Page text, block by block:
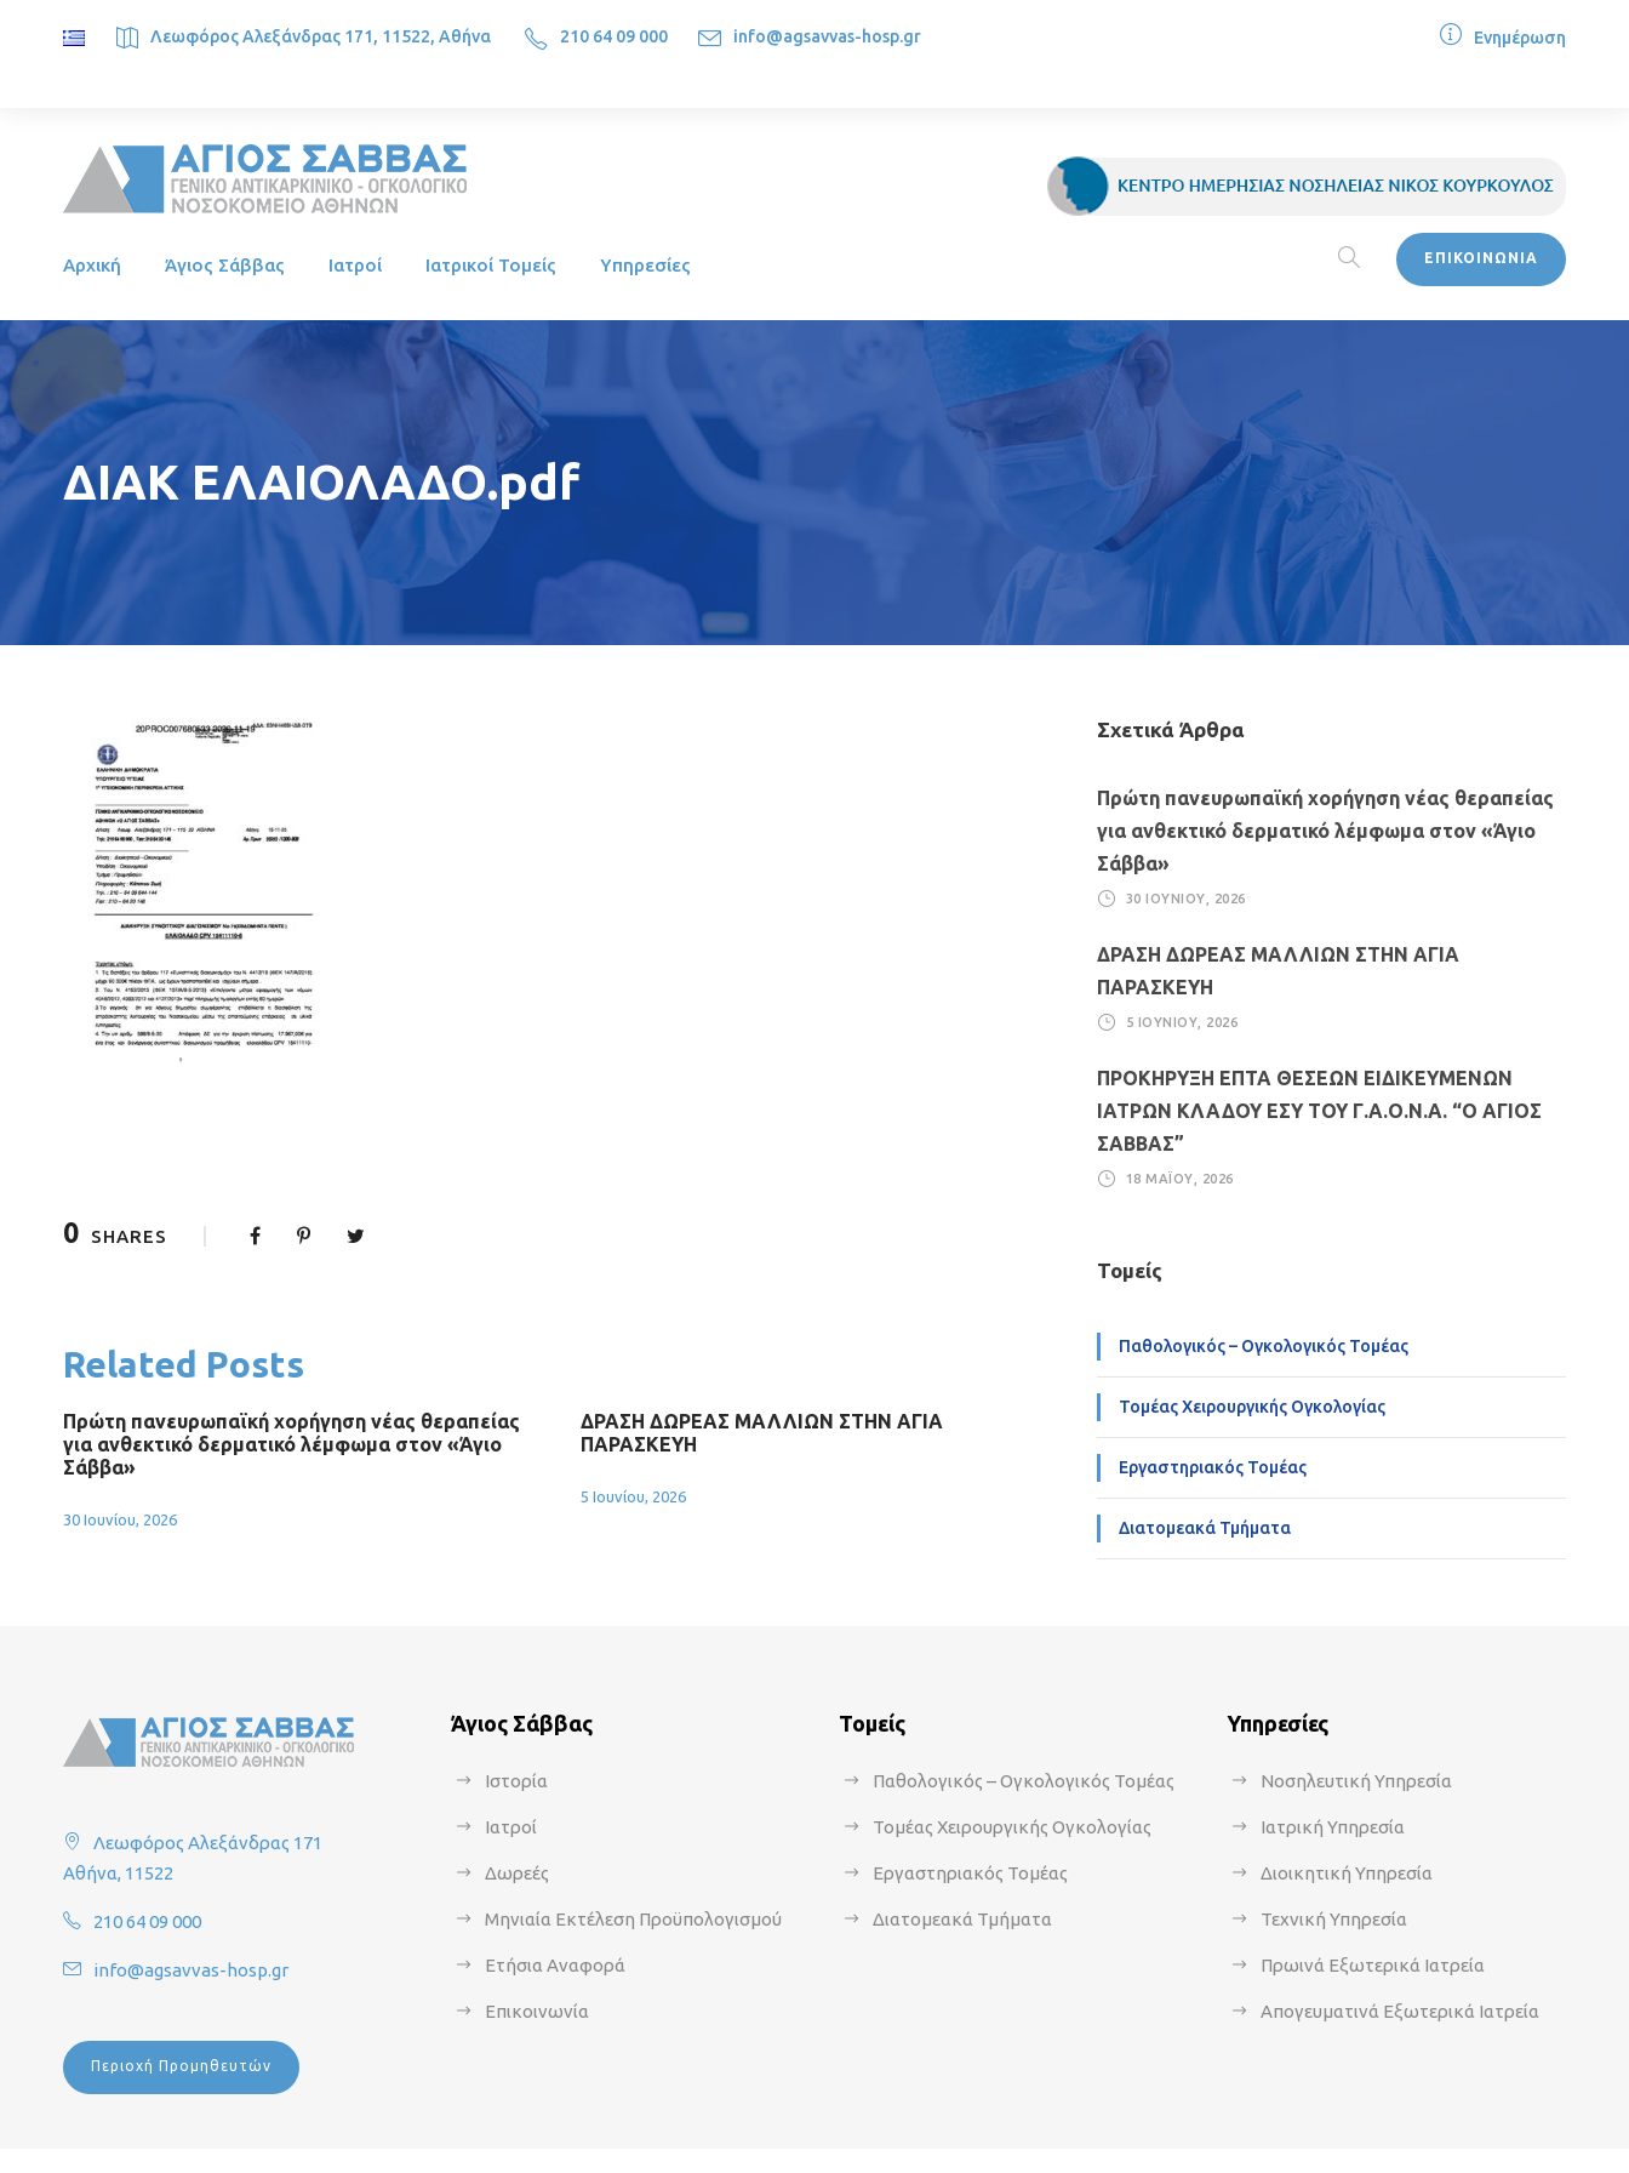
Λεωφόρος Αλεξάνδρας 171, 11522, Αθήνα 210 64 09 000 info@agsavvas-hosp.gr Ενημέρωση
Αρχική Άγιος Σάββας Ιατροί Ιατρικοί Τομείς Υπηρεσίες ΕΠΙΚΟΙΝΩΝΙΑ
ΔΙΑΚ ΕΛΑΙΟΛΑΔΟ.pdf
0 SHARES
Related Posts
Πρώτη πανευρωπαϊκή χορήγηση νέας θεραπείας
για ανθεκτικό δερματικό λέμφωμα στον «Άγιο
Σάββα»
30 Ιουνίου, 2026
ΔΡΑΣΗ ΔΩΡΕΑΣ ΜΑΛΛΙΩΝ ΣΤΗΝ ΑΓΙΑ
ΠΑΡΑΣΚΕΥΗ
5 Ιουνίου, 2026
Σχετικά Άρθρα
Πρώτη πανευρωπαϊκή χορήγηση νέας θεραπείας
για ανθεκτικό δερματικό λέμφωμα στον «Άγιο
Σάββα»
30 ΙΟΥΝΊΟΥ, 2026
ΔΡΑΣΗ ΔΩΡΕΑΣ ΜΑΛΛΙΩΝ ΣΤΗΝ ΑΓΙΑ
ΠΑΡΑΣΚΕΥΗ
5 ΙΟΥΝΊΟΥ, 2026
ΠΡΟΚΗΡΥΞΗ ΕΠΤΑ ΘΕΣΕΩΝ ΕΙΔΙΚΕΥΜΕΝΩΝ
ΙΑΤΡΩΝ ΚΛΑΔΟΥ ΕΣΥ ΤΟΥ Γ.Α.Ο.Ν.Α. “Ο ΑΓΙΟΣ
ΣΑΒΒΑΣ”
18 ΜΑΪ́ΟΥ, 2026
Τομείς
Παθολογικός – Ογκολογικός Τομέας
Τομέας Χειρουργικής Ογκολογίας
Εργαστηριακός Τομέας
Διατομεακά Τμήματα
Λεωφόρος Αλεξάνδρας 171
Αθήνα, 11522
210 64 09 000
info@agsavvas-hosp.gr
Περιοχή Προμηθευτών
Άγιος Σάββας
Ιστορία
Ιατροί
Δωρεές
Μηνιαία Εκτέλεση Προϋπολογισμού
Ετήσια Αναφορά
Επικοινωνία
Τομείς
Παθολογικός – Ογκολογικός Τομέας
Τομέας Χειρουργικής Ογκολογίας
Εργαστηριακός Τομέας
Διατομεακά Τμήματα
Υπηρεσίες
Νοσηλευτική Υπηρεσία
Ιατρική Υπηρεσία
Διοικητική Υπηρεσία
Τεχνική Υπηρεσία
Πρωινά Εξωτερικά Ιατρεία
Απογευματινά Εξωτερικά Ιατρεία